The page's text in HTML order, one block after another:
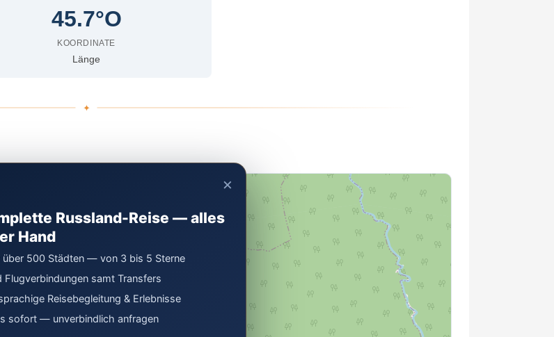
45.7°O
KOORDINATE
Länge
Schatoi
×
Russland-Reise — alles
Hand
über 500 Städten — von 3 bis 5 Sterne
Flugverbindungen samt Transfers
Reisebegleitung & Erlebnisse
sofort — unverbindlich anfragen